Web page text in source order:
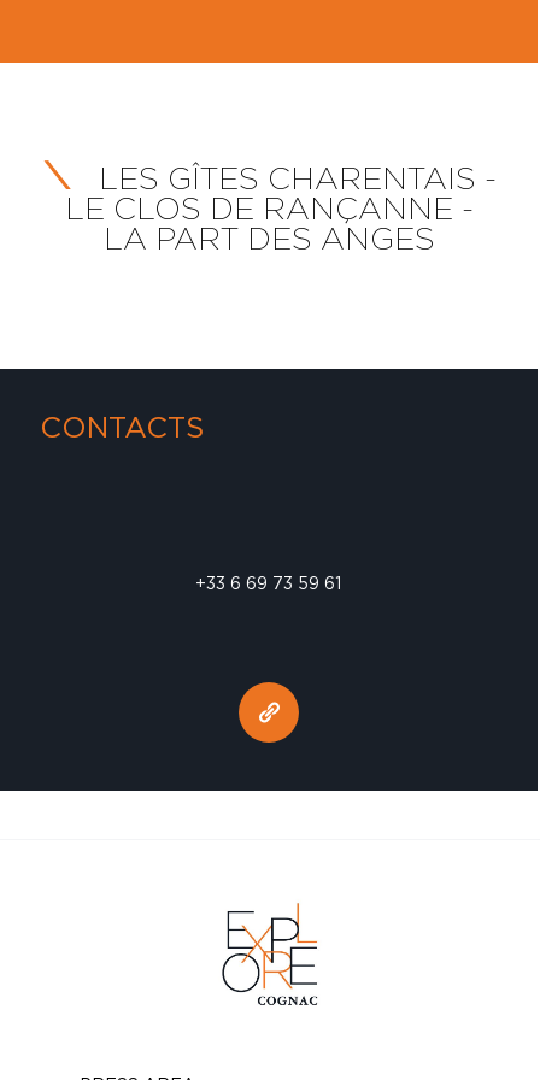
LES GÎTES CHARENTAIS -
LE CLOS DE RANÇANNE -
LA PART DES ANGES
CONTACTS
+33 6 69 73 59 61